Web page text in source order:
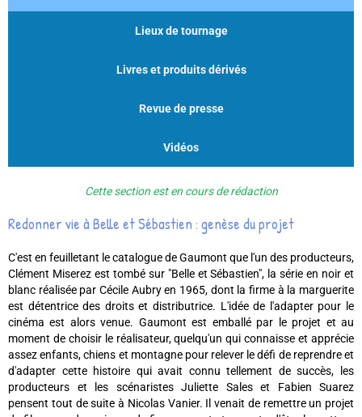
Lieux de tournage
Livres et produits dérivés
Revue de presse
Vidéos
Cette section est en cours de rédaction
Redonner vie à Belle et Sébastien : genèse du projet
C'est en feuilletant le catalogue de Gaumont que l'un des producteurs,
Clément Miserez est tombé sur "Belle et Sébastien", la série en noir et
blanc réalisée par Cécile Aubry en 1965, dont la firme à la marguerite
est détentrice des droits et distributrice. L'idée de l'adapter pour le
cinéma est alors venue. Gaumont est emballé par le projet et au
moment de choisir le réalisateur, quelqu'un qui connaisse et apprécie
assez enfants, chiens et montagne pour relever le défi de reprendre et
d'adapter cette histoire qui avait connu tellement de succès, les
producteurs et les scénaristes Juliette Sales et Fabien Suarez
pensent tout de suite à Nicolas Vanier. Il venait de remettre un projet